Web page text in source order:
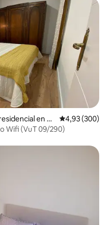
en Bu
Calificación
4,93 (300)
Wifi (VuT 09/290)